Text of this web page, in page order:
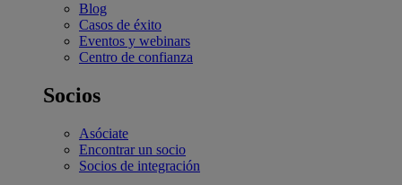
Blog
Casos de éxito
Eventos y webinars
Centro de confianza
Socios
Asóciate
Encontrar un socio
Socios de integración